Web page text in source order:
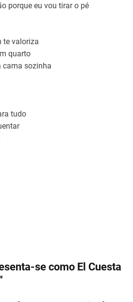
porque eu vou tirar o pé
te valoriza
quarto
cama sozinha
tudo
se como El Cuesta